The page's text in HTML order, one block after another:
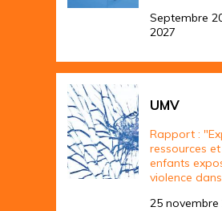
Septembre
2027
UMV
Rapport :
ressources
enfants
violence
25 novembre